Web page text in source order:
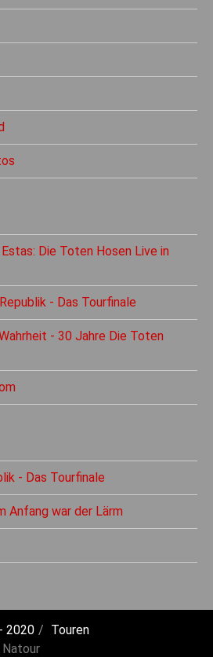
Die Toten Hosen Live in
- Das Tourfinale
- 30 Jahre Die Toten
- Das Tourfinale
Anfang war der Lärm
2020
Touren